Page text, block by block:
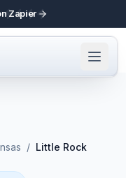
Zapier
/ Little Rock